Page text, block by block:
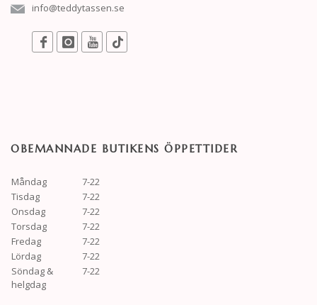
info@teddytassen.se
OBEMANNADE BUTIKENS ÖPPETTIDER
Måndag
7-22
Tisdag
7-22
Onsdag
7-22
Torsdag
7-22
Fredag
7-22
Lördag
7-22
Söndag &
helgdag
7-22